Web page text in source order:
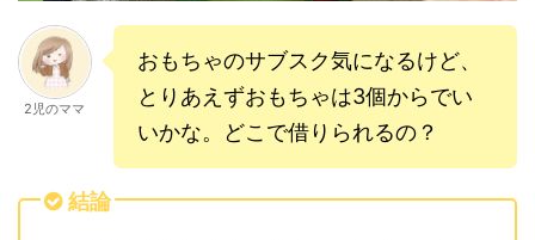
2児のママ
おもちゃのサブスク気になるけど、
とりあえずおもちゃは3個からでい
いかな。どこで借りられるの？
結論